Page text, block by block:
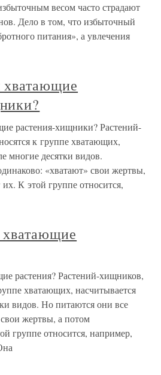
весом часто страдают
Дело в том, что избыточный
питания», а увлечения
растения-хищники? Растений-
к группе хватающих,
многие десятки видов.
«хватают» свои жертвы,
К этой группе относится,
растения? Растений-хищников,
хватающих, насчитывается
видов. Но питаются они все
жертвы, а потом
группе относится, например,